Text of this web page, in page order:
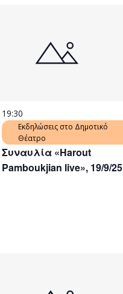
Συναυλία «Harout
Pamboukjian live», 19/9/25
19:30
Εκδηλώσεις στο Δημοτικό
Θέατρο